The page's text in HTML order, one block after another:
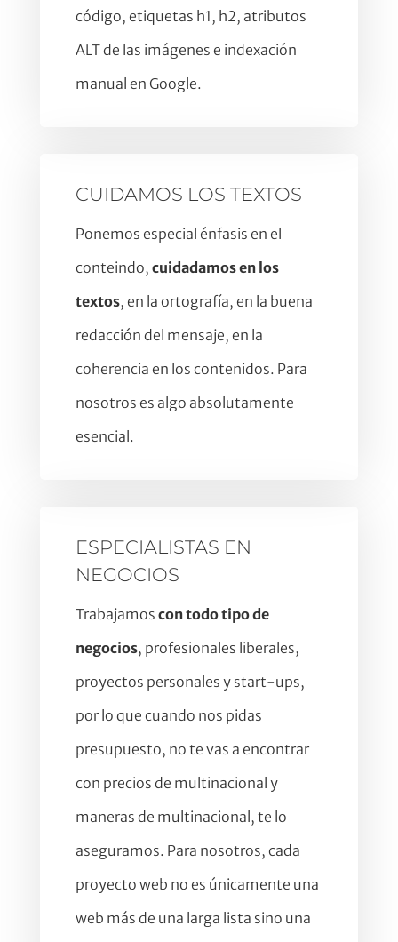
código, etiquetas h1, h2, atributos
ALT de las imágenes e indexación
manual en Google.
CUIDAMOS LOS TEXTOS
Ponemos especial énfasis en el
conteindo, cuidadamos en los
textos, en la ortografía, en la buena
redacción del mensaje, en la
coherencia en los contenidos. Para
nosotros es algo absolutamente
esencial.
ESPECIALISTAS EN
NEGOCIOS
Trabajamos con todo tipo de
negocios, profesionales liberales,
proyectos personales y start-ups,
por lo que cuando nos pidas
presupuesto, no te vas a encontrar
con precios de multinacional y
maneras de multinacional, te lo
aseguramos. Para nosotros, cada
proyecto web no es únicamente una
web más de una larga lista sino una